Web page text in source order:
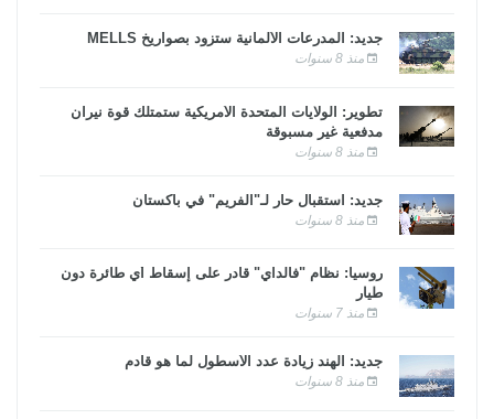
جديد: المدرعات الألمانية ستزود بصواريخ MELLS
منذ 8 سنوات
تطوير: الولايات المتحدة الأمريكية ستمتلك قوة نيران
مدفعية غير مسبوقة
منذ 8 سنوات
جديد: استقبال حار لـ"الفريم" في باكستان
منذ 8 سنوات
روسيا: نظام "فالداي" قادر على إسقاط أي طائرة دون
طيار
منذ 7 سنوات
جديد: الهند زيادة عدد الأسطول لما هو قادم
منذ 8 سنوات